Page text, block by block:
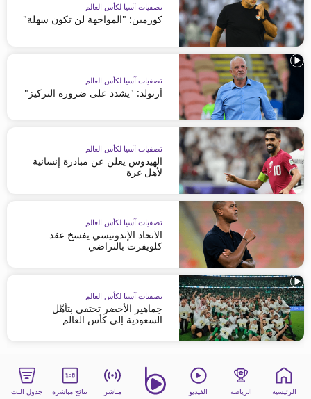
تصفيات آسيا لكأس العالم
كوزمين: "المواجهة لن تكون سهلة"
تصفيات آسيا لكأس العالم
أرنولد: "يشدد على ضرورة التركيز"
تصفيات آسيا لكأس العالم
الهيدوس يعلن عن مبادرة إنسانية
لأهل غزة
تصفيات آسيا لكأس العالم
الاتحاد الإندونيسي يفسخ عقد
كلويفرت بالتراضي
تصفيات آسيا لكأس العالم
جماهير الأخضر تحتفي بتأهّل
السعودية إلى كأس العالم
الرئيسية الرياضة الفيديو مباشر نتائج مباشرة جدول البث